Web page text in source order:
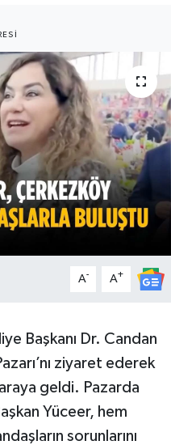
A- A+
Başkanı Dr. Candan
ziyaret ederek
geldi. Pazarda
Yüceer, hem
sorunlarını